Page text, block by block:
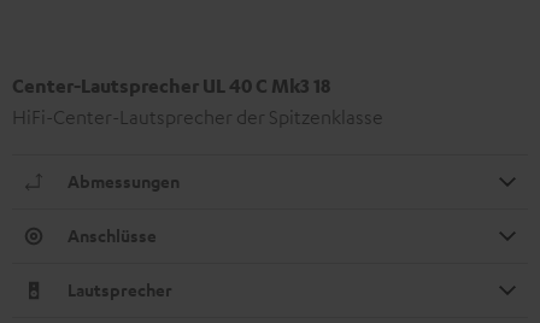
Center-Lautsprecher UL 40 C Mk3 18
HiFi-Center-Lautsprecher der Spitzenklasse
Abmessungen
Anschlüsse
Lautsprecher